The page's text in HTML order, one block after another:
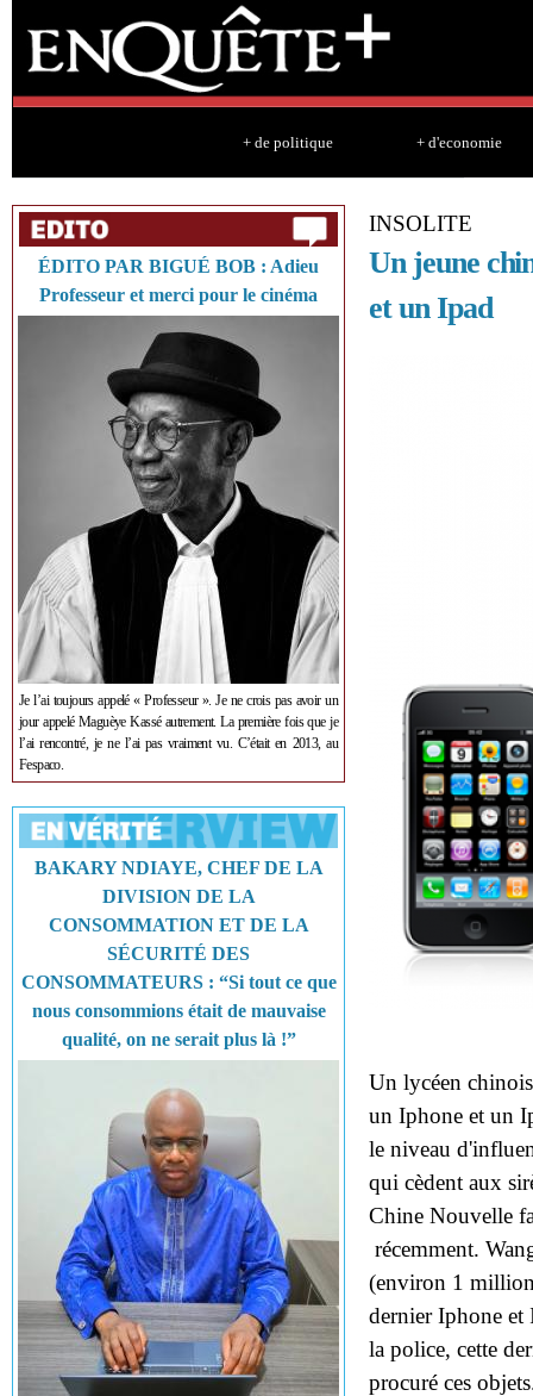
+ de politique + d'economie
ÉDITO PAR BIGUÉ BOB : Adieu
Professeur et merci pour le cinéma
Je l’ai toujours appelé « Professeur ». Je ne crois pas avoir un
jour appelé Maguèye Kassé autrement. La première fois que je
l’ai rencontré, je ne l’ai pas vraiment vu. C’était en 2013, au
Fespaco.
BAKARY NDIAYE, CHEF DE LA
DIVISION DE LA
CONSOMMATION ET DE LA
SÉCURITÉ DES
CONSOMMATEURS : “Si tout ce que
nous consommions était de mauvaise
qualité, on ne serait plus là !”
INSOLITE
Un jeune
et un Ipad
Un lycéen
un Iphone et un
le niveau
qui cèdent aux
Chine Nouvelle
récemment.
(environ 1
dernier Iphone et
la police, cette
procuré ces